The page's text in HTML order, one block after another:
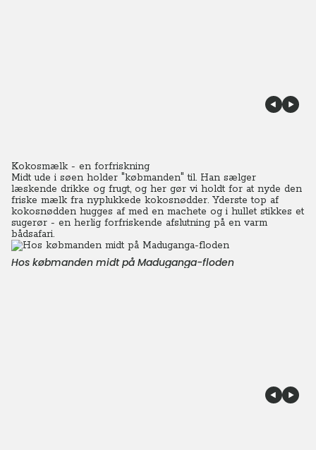
Kokosmælk - en forfriskning
Midt ude i søen holder "købmanden" til. Han sælger
læskende drikke og frugt, og her gør vi holdt for at nyde den
friske mælk fra nyplukkede kokosnødder. Yderste top af
kokosnødden hugges af med en machete og i hullet stikkes et
sugerør - en herlig forfriskende afslutning på en varm
bådsafari.
Hos købmanden midt på Maduganga-floden